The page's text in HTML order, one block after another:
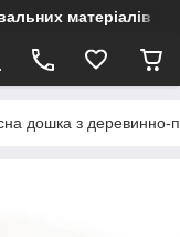
матеріалів
дошка з деревинно-